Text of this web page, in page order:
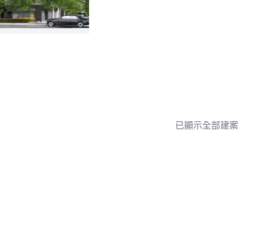
已顯示全部建案